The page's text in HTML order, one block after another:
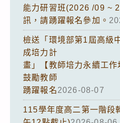
能力研習班(2026 /09 ~
訊，請踴躍報名參加。
檢送「環境部第1屆高級
成培力計
畫」【教師培力永續工
鼓勵教師
踴躍報名2026-08-07
115學年度高二第一階段